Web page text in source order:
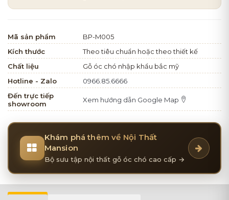
Mã sản phẩm
BP-M005
Kích thước
Theo tiêu chuẩn hoặc theo thiết kế
Chất liệu
Gỗ óc chó nhập khẩu bắc mỹ
Hotline - Zalo
0966.85.6666
Đến trực tiếp
showroom
Xem hướng dẫn Google Map
Khám phá thêm về Nội Thất
Mansion
Bộ sưu tập nội thất gỗ óc chó cao cấp →